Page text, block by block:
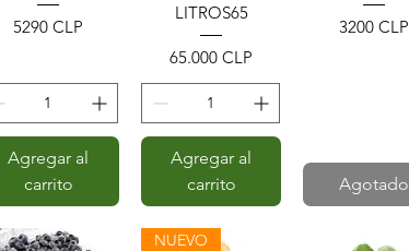
Precio
5290 CLP
Agregar al
carrito
LITROS65
Precio
65.000 CLP
Agregar al
carrito
Precio
3200 CLP
Agotado
NUEVO